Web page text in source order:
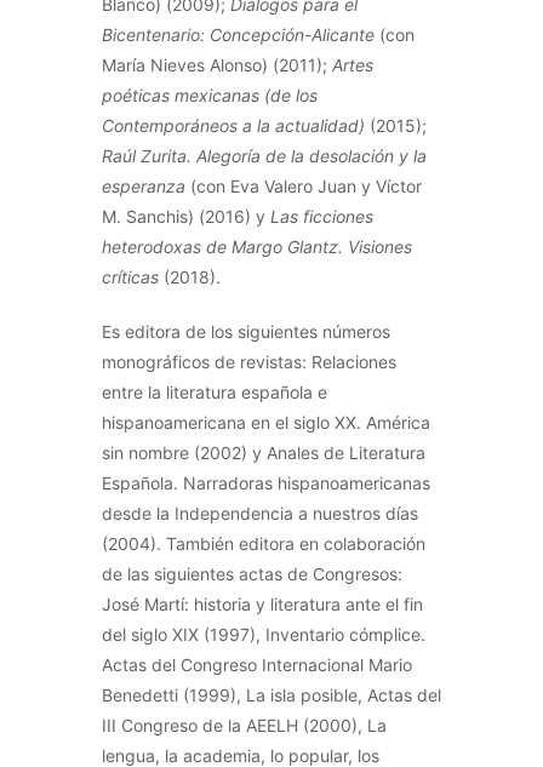
Bicentenario: Concepción-Alicante (con
María Nieves Alonso) (2011); Artes
poéticas mexicanas (de los
Contemporáneos a la actualidad) (2015);
Raúl Zurita. Alegoría de la desolación y la
esperanza (con Eva Valero Juan y Víctor
M. Sanchis) (2016) y Las ficciones
heterodoxas de Margo Glantz. Visiones
críticas (2018).
Es editora de los siguientes números
monográficos de revistas: Relaciones
entre la literatura española e
hispanoamericana en el siglo XX. América
sin nombre (2002) y Anales de Literatura
Española. Narradoras hispanoamericanas
desde la Independencia a nuestros días
(2004). También editora en colaboración
de las siguientes actas de Congresos:
José Martí: historia y literatura ante el fin
del siglo XIX (1997), Inventario cómplice.
Actas del Congreso Internacional Mario
Benedetti (1999), La isla posible, Actas del
III Congreso de la AEELH (2000), La
lengua, la academia, lo popular, los